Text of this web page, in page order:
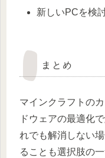
新しいPCを検
まとめ
マインクラフトの
ドウェアの最適化
れでも解消しない
ることも選択肢の